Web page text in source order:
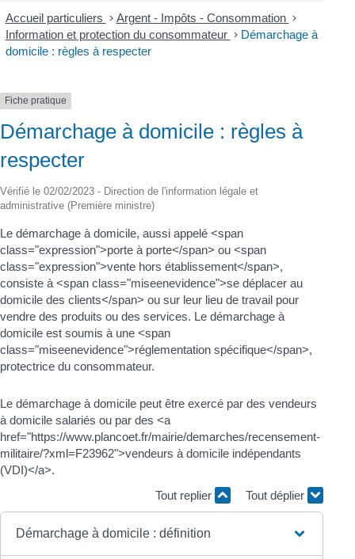
Accueil particuliers > Argent - Impôts - Consommation >
Information et protection du consommateur > Démarchage à
domicile : règles à respecter
Fiche pratique
Démarchage à domicile : règles à
respecter
Vérifié le 02/02/2023 - Direction de l'information légale et
administrative (Première ministre)
Le démarchage à domicile, aussi appelé <span
class="expression">porte à porte</span> ou <span
class="expression">vente hors établissement</span>,
consiste à <span class="miseenevidence">se déplacer au
domicile des clients</span> ou sur leur lieu de travail pour
vendre des produits ou des services. Le démarchage à
domicile est soumis à une <span
class="miseenevidence">réglementation spécifique</span>,
protectrice du consommateur.
Le démarchage à domicile peut être exercé par des vendeurs
à domicile salariés ou par des <a
href="https://www.plancoet.fr/mairie/demarches/recensement-
militaire/?xml=F23962">vendeurs à domicile indépendants
(VDI)</a>.
Tout replier
Tout déplier
Démarchage à domicile : définition